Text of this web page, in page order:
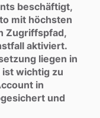
beschäftigt,
mit höchsten
Zugriffspfad,
aktiviert.
liegen in
ist wichtig zu
in
und